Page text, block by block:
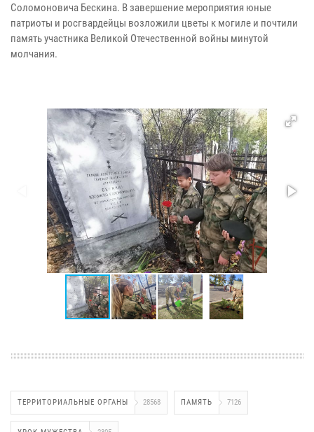
Соломоновича Бескина. В завершение мероприятия юные
патриоты и росгвардейцы возложили цветы к могиле и почтили
память участника Великой Отечественной войны минутой
молчания.
ТЕРРИТОРИАЛЬНЫЕ ОРГАНЫ 28568 ПАМЯТЬ 7126